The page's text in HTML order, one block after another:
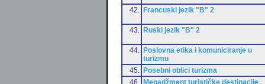
42. Francuski jezik "B" 2
43. Ruski jezik "B" 2
44.
Poslovna etika i komuniciranje u
turizmu
45.
Posebni oblici turizma
46.
Menadžment turističke destinacije